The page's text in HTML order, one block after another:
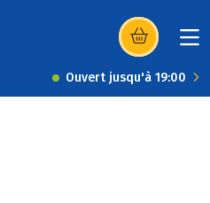
(s’ouvre dans
Ouvert jusqu'à 19:00